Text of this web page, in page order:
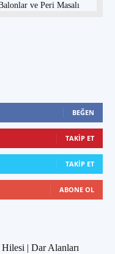
ve Peri Masalı
BEĞEN
TAKIP ET
TAKIP ET
ABONE OL
| Dar Alanları